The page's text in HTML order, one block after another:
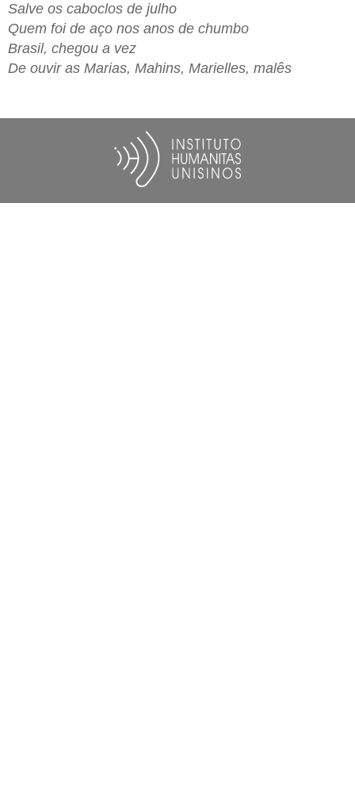
Salve os caboclos de julho
Quem foi de aço nos anos de chumbo
Brasil, chegou a vez
De ouvir as Marias, Mahins, Marielles, malês